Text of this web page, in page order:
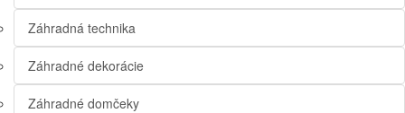
Záhradná technika
Záhradné dekorácie
Záhradné domčeky